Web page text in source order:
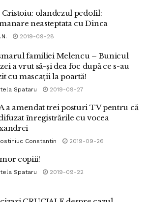
olandezul pedofil:
neasteptata cu Dinca
2019-09-28
familiei Melencu – Bunicul
a vrut să-și dea foc după ce s-au
cu mascații la poartă!
Spataru 2019-09-27
a amendat trei posturi TV pentru că
înregistrările cu vocea
Constantin 2019-09-26
copiii!
Spataru 2019-09-22